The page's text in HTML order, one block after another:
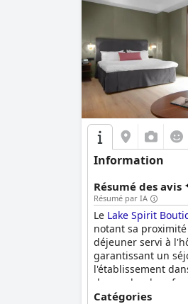
Information
Résumé des avis
Résumé par IA
Le Lake Spirit
notant sa
déjeuner servi à
garantissant un
l'établissement
demandes, leur
chaleureuse, leur
Catégories